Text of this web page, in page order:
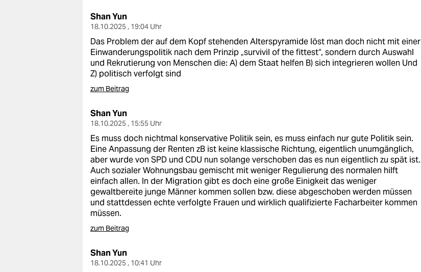
Shan Yun
18.10.2025 , 19:04 Uhr
Das Problem der auf dem Kopf stehenden Alterspyramide löst man doch nicht mit einer
Einwanderungspolitik nach dem Prinzip „survivil of the fittest“, sondern durch Auswahl
und Rekrutierung von Menschen die: A) dem Staat helfen B) sich integrieren wollen Und
Z) politisch verfolgt sind
zum Beitrag
Shan Yun
18.10.2025 , 15:55 Uhr
Es muss doch nichtmal konservative Politik sein, es muss einfach nur gute Politik sein.
Eine Anpassung der Renten zB ist keine klassische Richtung, eigentlich unumgänglich,
aber wurde von SPD und CDU nun solange verschoben das es nun eigentlich zu spät ist.
Auch sozialer Wohnungsbau gemischt mit weniger Regulierung des normalen hilft
einfach allen. In der Migration gibt es doch eine große Einigkeit das weniger
gewaltbereite junge Männer kommen sollen bzw. diese abgeschoben werden müssen
und stattdessen echte verfolgte Frauen und wirklich qualifizierte Facharbeiter kommen
müssen.
zum Beitrag
Shan Yun
18.10.2025 , 10:41 Uhr